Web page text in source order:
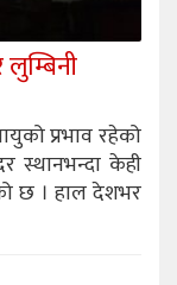
प्रभाव रहेको
स्थानभन्दा केही
छ । हाल देशभर